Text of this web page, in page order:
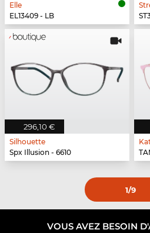
Elle
EL13409 - LB
296,10 €
Silhouette
Spx Illusion - 6610
1/9
VOUS AVEZ BESOIN